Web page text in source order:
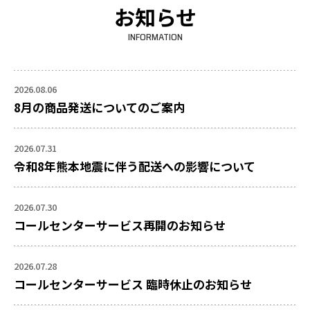
お知らせ
INFORMATION
2026.08.06
8月の商品発送についてのご案内
2026.07.31
令和8年熊本地震に伴う配送への影響について
2026.07.30
コールセンターサービス再開のお知らせ
2026.07.28
コールセンターサービス 臨時休止のお知らせ